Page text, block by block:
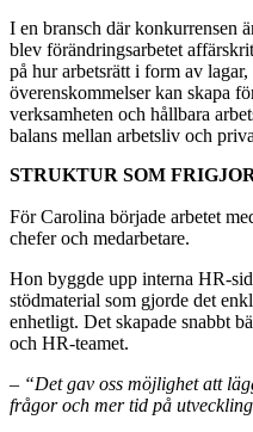
I en bransch där konkurrensen
blev förändringsarbetet
på hur arbetsrätt i form av
överenskommelser kan skapa
verksamheten och hållbara
balans mellan arbetsliv och
STRUKTUR SOM
För Carolina började arbetet
chefer och medarbetare.
Hon byggde upp interna HR-
stödmaterial som gjorde det
enhetligt. Det skapade snabbt
och HR-teamet.
– “Det gav oss möjlighet att
frågor och mer tid på